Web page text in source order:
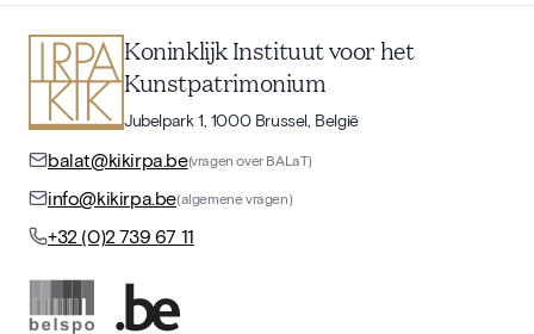
Koninklijk Instituut voor het
Kunstpatrimonium
Jubelpark 1, 1000 Brussel, België
balat@kikirpa.be(vragen over BALaT)
info@kikirpa.be(algemene vragen)
+32 (0)2 739 67 11